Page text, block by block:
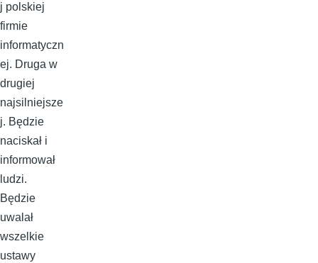
j polskiej
firmie
informatyczn
ej. Druga w
drugiej
najsilniejsze
j. Będzie
naciskał i
informował
ludzi.
Będzie
uwalał
wszelkie
ustawy